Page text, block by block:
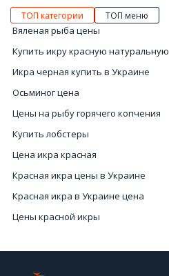
ТОП категории ТОП меню
Вяленая рыба цены
Купить икру красную натуральную
Икра черная купить в Украине
Осьминог цена
Цены на рыбу горячего копчения
Купить лобстеры
Цена икра красная
Красная икра цены в Украине
Красная икра в Украине цена
Цены красной икры